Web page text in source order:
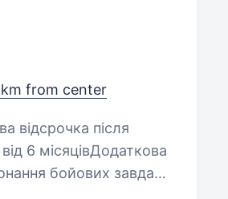
km from center
6 місяцівДодаткова
бойових завдань